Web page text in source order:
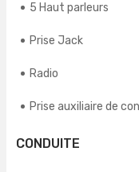
5 Haut parleurs
Prise Jack
Radio
Prise auxiliaire de
CONDUITE